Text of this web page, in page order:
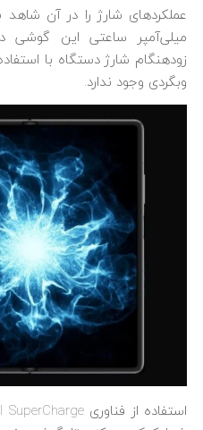
میلی‌آمپر ساعتی این گوشی
زودهنگام شارژ دستگاه با
وبگردی وجود ندارد.